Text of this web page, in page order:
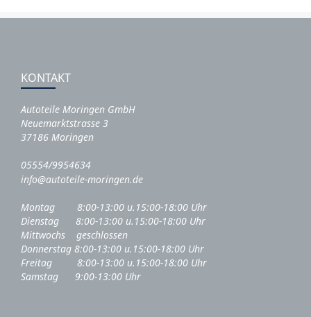
KONTAKT
Autoteile Moringen GmbH
Neuemarktstrasse 3
37186 Moringen
05554/9954634
info@autoteile-moringen.de
Montag 8:00-13:00 u.15:00-18:00 Uhr
Dienstag 8:00-13:00 u.15:00-18:00 Uhr
Mittwochs geschlossen
Donnerstag 8:00-13:00 u.15:00-18:00 Uhr
Freitag 8:00-13:00 u.15:00-18:00 Uhr
Samstag 9:00-13:00 Uhr